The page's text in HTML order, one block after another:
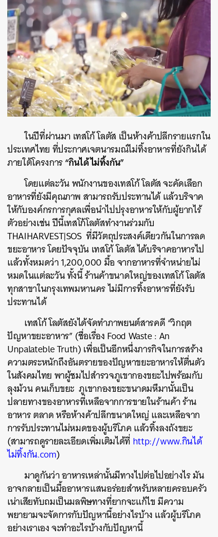
ในปีที่ผ่านมา เทสโก้ โลตัส เป็นห้างค้าปลีกรายแรกใน
ประเทศไทย ที่ประกาศเจตนารมณ์ไม่ทิ้งอาหารที่ยังกินได้
ภายใต้โครงการ“กินได้ ไม่ทิ้งกัน”
โดยแต่ละวัน พนักงานของเทสโก้ โลตัส จะคัดเลือก
อาหารที่ยังมีคุณภาพ สามารถรับประทานได้ แล้วบริจาค
ให้กับองค์กรการกุศลเพื่อนำไปปรุงอาหารให้กับผู้ยากไร้
ตัวอย่างเช่น ปีนี้เทสโก้โลตัสทำงานร่วมกับ
THAIHARVEST|SOS ที่มีวัตถุประสงค์เดียวกันในการลด
ขยะอาหาร โดยปัจจุบัน เทสโก้ โลตัส ได้บริจาคอาหารไป
แล้วทั้งหมดว่า 1,200,000 มื้อ จากอาหารที่จำหน่ายไม่
หมดในแต่ละวัน ทั้งนี้ ร้านค้าขนาดใหญ่ของเทสโก้ โลตัส
ทุกสาขาในกรุงเทพมหานคร ไม่มีการทิ้งอาหารที่ยังรับ
ประทานได้
เทสโก้ โลตัสยังได้จัดทำภาพยนต์สารคดี “วิกฤต
ปัญหาขยะอาหาร” (ชื่อเรื่อง Food Waste : An
Unpalateble Truth) เพื่อเป็นอีกหนึ่งภารกิจในการสร้าง
ความตระหนักถึงอันตรายของปัญหาขยะอาหารให้ตื่นตัว
ในสังคมไทย พาผู้ชมไปสำรวจภูเขากองขยะไปพร้อมกับ
ลุงม้วน คนเก็บขยะ ภูเขากองขยะขนาดมหึมานั้นเป็น
ปลายทางของอาหารที่เหลือจากการขายในร้านค้า ร้าน
อาหาร ตลาด หรือห้างค้าปลีกขนาดใหญ่ และเหลือจาก
การรับประทานไม่หมดของผู้บริโภค แล้วทิ้งลงถังขยะ
(สามารถดูรายละเอียดเพิ่มเติมได้ที่ http://www.กินได้
ไม่ทิ้งกัน.com)
มาดูกันว่า อาหารเหล่านั้นมีทางไปต่อไปอย่างไร มัน
อาจกลายเป็นมื้ออาหารแสนอร่อยสำหรับหลายครอบครัว
เน่าเสียทับถมเป็นมลพิษทางที่ยากจะแก้ไข มีความ
พยายามจะจัดการกับปัญหานี้อย่างไรบ้าง แล้วผู้บริโภค
อย่างเราเอง จะทำอะไรบ้างกับปัญหานี้
ค้นหา